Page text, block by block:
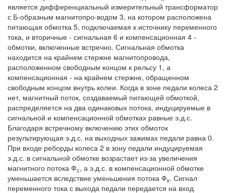
является дифференциальный измерительный трансформатор
с Б-образным магнитопро-водом 3, на котором расположена
питающая обмотка 5, подключаемая к источнику переменного
тока, и вторичные - сигнальная 6 и компенсационная 4 -
обмотки, включенные встречно. Сигнальная обмотка
находится на крайнем стержне магнитопровода,
расположенном свободным концом к рельсу 1, а
компенсационная - на крайнем стержне, обращенном
свободным концом внутрь колеи. Когда в зоне педали колеса 2
нет, магнитный поток, создаваемый питающей обмоткой,
распределяется на два одинаковых потока, индуцируемые в
сигнальной и компенсационной обмотках равные э.д.с.
Благодаря встречному включению этих обмоток
результирующая э.д.с. на выходных зажимах педали равна 0.
При входе реборды колеса 2 в зону педали индуцируемая
э.д.с. в сигнальной обмотке возрастает из-за увеличения
магнитного потока Фс, а э.д.с. в компенсационной обмотке
уменьшается вследствие уменьшения потока Фк. Сигнал
переменного тока с выхода педали передается на вход